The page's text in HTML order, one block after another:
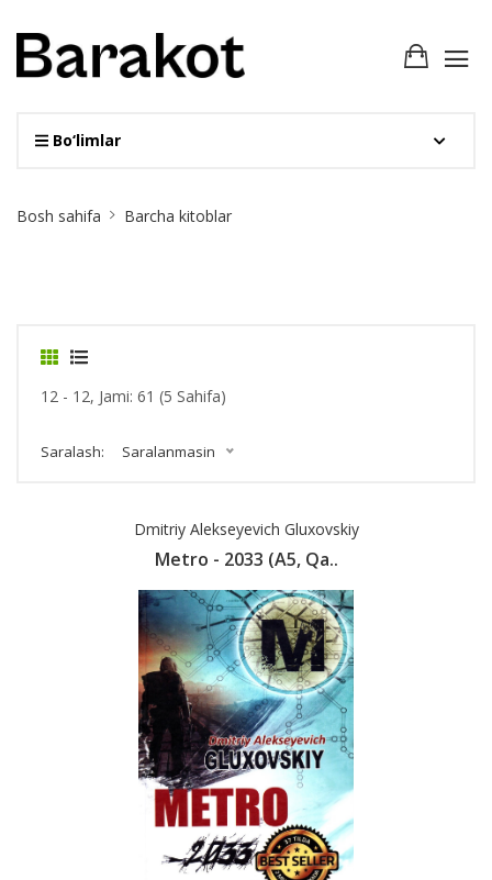
Bo‘limlar
Breadcrumb
Bosh sahifa Barcha kitoblar
12 - 12, Jami: 61 (5 Sahifa)
Saralash: Saralanmasin
Dmitriy Alekseyevich Gluxovskiy
Metro - 2033 (А5, Qa..